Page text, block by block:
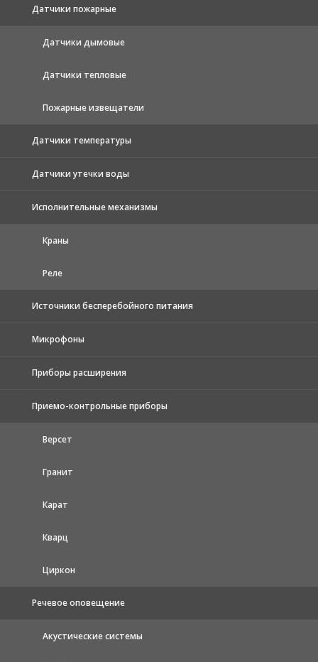
Датчики пожарные
Датчики дымовые
Датчики тепловые
Пожарные извещатели
Датчики температуры
Датчики утечки воды
Исполнительные механизмы
Краны
Реле
Источники бесперебойного питания
Микрофоны
Приборы расширения
Приемо-контрольные приборы
Версет
Гранит
Карат
Кварц
Циркон
Речевое оповещение
Акустические системы